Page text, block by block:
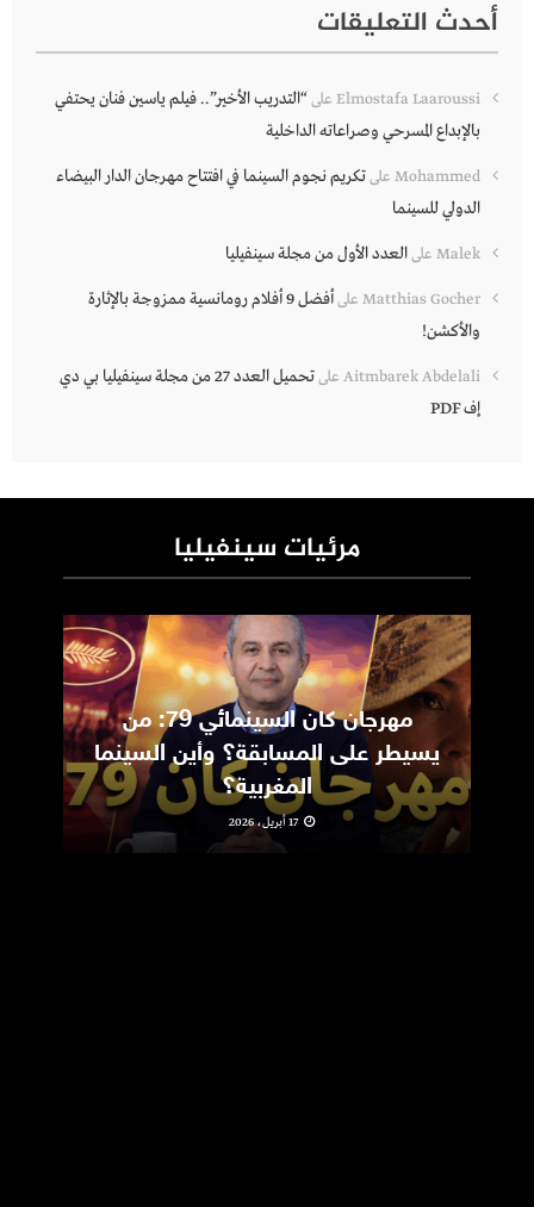
أحدث التعليقات
Elmostafa Laaroussi على“التدريب الأخير”.. فيلم ياسين فنان يحتفي
بالإبداع المسرحي وصراعاته الداخلية
Mohammed علىتكريم نجوم السينما في افتتاح مهرجان الدار البيضاء
الدولي للسينما
Malek علىالعدد الأول من مجلة سينفيليا
Matthias Gocher على
أفضل 9 أفلام رومانسية ممزوجة بالإثارة
والأكشن!
Aitmbarek Abdelali على
تحميل العدد 27 من مجلة سينفيليا بي دي
إف PDF
مرئيات سينفيليا
مهرجان كان السينمائي 79: من
يسيطر على المسابقة؟ وأين السينما
المغربية؟
17 أبريل، 2026